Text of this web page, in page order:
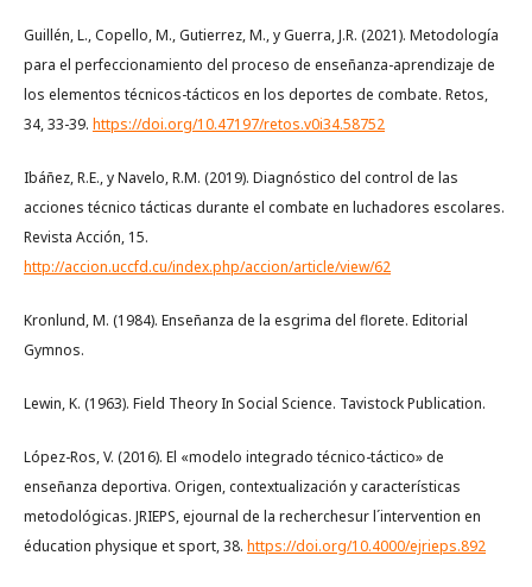
Guillén, L., Copello, M., Gutierrez, M., y Guerra, J.R. (2021). Metodología
para el perfeccionamiento del proceso de enseñanza-aprendizaje de
los elementos técnicos-tácticos en los deportes de combate. Retos,
34, 33-39. https://doi.org/10.47197/retos.v0i34.58752
Ibáñez, R.E., y Navelo, R.M. (2019). Diagnóstico del control de las
acciones técnico tácticas durante el combate en luchadores escolares.
Revista Acción, 15.
http://accion.uccfd.cu/index.php/accion/article/view/62
Kronlund, M. (1984). Enseñanza de la esgrima del florete. Editorial
Gymnos.
Lewin, K. (1963). Field Theory In Social Science. Tavistock Publication.
López-Ros, V. (2016). El «modelo integrado técnico-táctico» de
enseñanza deportiva. Origen, contextualización y características
metodológicas. JRIEPS, ejournal de la recherchesur l´intervention en
éducation physique et sport, 38. https://doi.org/10.4000/ejrieps.892